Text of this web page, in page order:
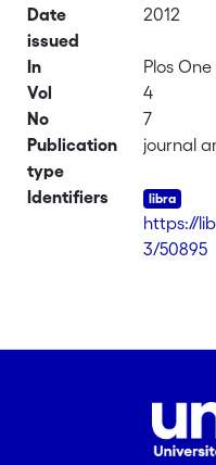
Date
issued
2012
In
Plos One
Vol
4
No
7
Publication
type
journal
Identifiers
https://
3/50895